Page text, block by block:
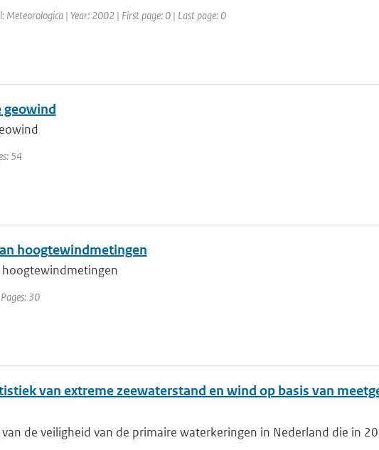
Meteorologica | Year: 2002 | First page: 0 | Last page: 0
geowind
54
hoogtewindmetingen
30
van extreme zeewaterstand en wind op basis van
de veiligheid van de primaire waterkeringen in Nederland die in